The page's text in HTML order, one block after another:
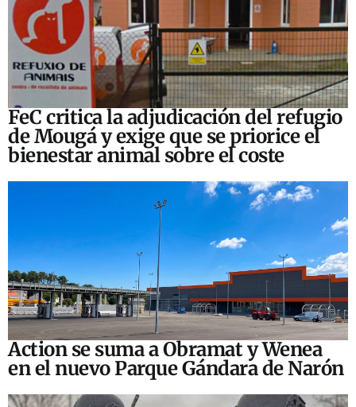
FeC critica la adjudicación del refugio
de Mougá y exige que se priorice el
bienestar animal sobre el coste
Action se suma a Obramat y Wenea
en el nuevo Parque Gándara de Narón